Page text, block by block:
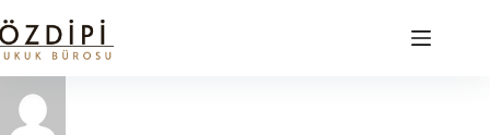
to
content